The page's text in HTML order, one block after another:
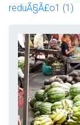
reduÃ§Ã£o1 (1)